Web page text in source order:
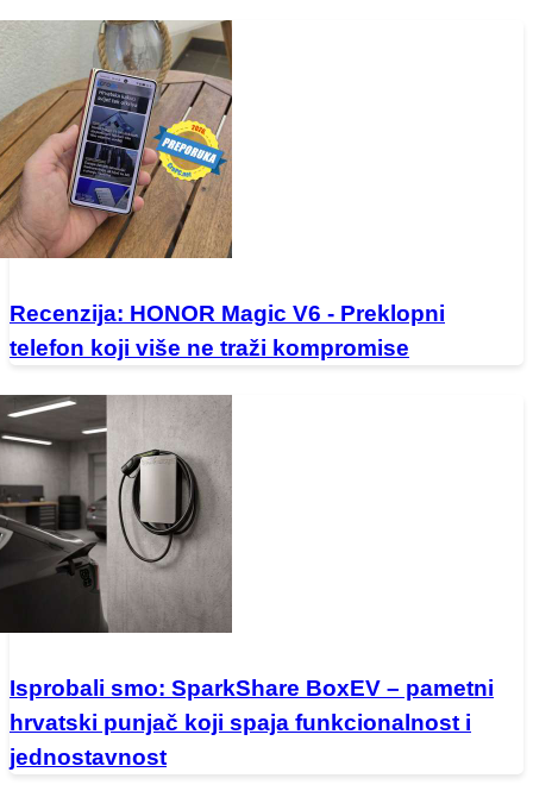
Recenzija: HONOR Magic V6 - Preklopni
telefon koji više ne traži kompromise
Isprobali smo: SparkShare BoxEV – pametni
hrvatski punjač koji spaja funkcionalnost i
jednostavnost